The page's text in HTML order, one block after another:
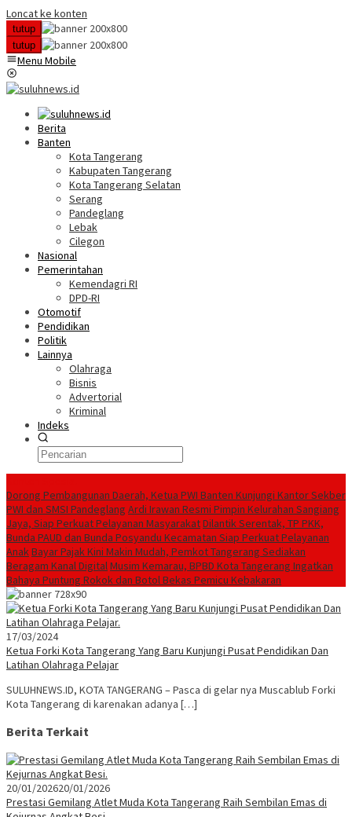
Loncat ke konten
tutup
tutup
Menu Mobile
Berita
Banten
Kota Tangerang
Kabupaten Tangerang
Kota Tangerang Selatan
Serang
Pandeglang
Lebak
Cilegon
Nasional
Pemerintahan
Kemendagri RI
DPD-RI
Otomotif
Pendidikan
Politik
Lainnya
Olahraga
Bisnis
Advertorial
Kriminal
Indeks
Dorong Pembangunan Daerah, Ketua PWI Banten Kunjungi Kantor Sekber
PWI dan SMSI Pandeglang Ardi Irawan Resmi Pimpin Kelurahan Sangiang
Jaya, Siap Perkuat Pelayanan MasyarakatDilantik Serentak, TP PKK,
Bunda PAUD dan Bunda Posyandu Kecamatan Siap Perkuat Pelayanan
AnakBayar Pajak Kini Makin Mudah, Pemkot Tangerang Sediakan
Beragam Kanal DigitalMusim Kemarau, BPBD Kota Tangerang Ingatkan
Bahaya Puntung Rokok dan Botol Bekas Pemicu Kebakaran
17/03/2024
Ketua Forki Kota Tangerang Yang Baru Kunjungi Pusat Pendidikan Dan
Latihan Olahraga Pelajar
SULUHNEWS.ID, KOTA TANGERANG – Pasca di gelar nya Muscablub Forki
Kota Tangerang di karenakan adanya […]
Berita Terkait
20/01/202620/01/2026
Prestasi Gemilang Atlet Muda Kota Tangerang Raih Sembilan Emas di